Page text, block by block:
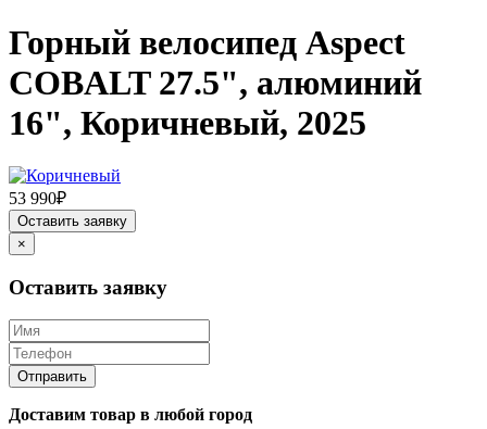
Горный велосипед Aspect
COBALT 27.5", алюминий
16", Коричневый, 2025
53 990₽
Оставить заявку
×
Оставить заявку
Отправить
Доставим товар в любой город